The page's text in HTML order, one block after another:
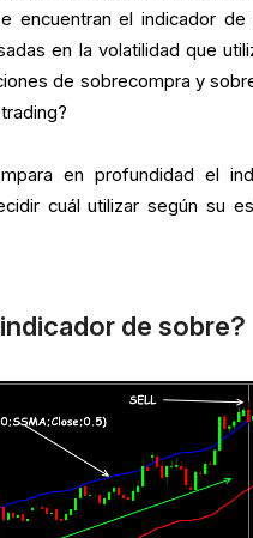
encuentran el indicador
en la volatilidad que
de sobrecompra y
en profundidad el
cuál utilizar según su
de sobre?